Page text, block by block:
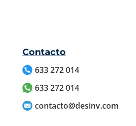
Contacto
633 272 014
633 272 014
contacto@desinv.com